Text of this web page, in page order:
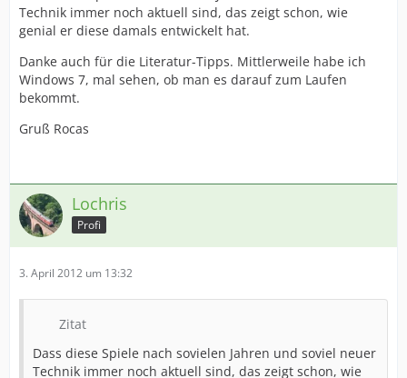
Technik immer noch aktuell sind, das zeigt schon, wie
genial er diese damals entwickelt hat.
Danke auch für die Literatur-Tipps. Mittlerweile habe ich
Windows 7, mal sehen, ob man es darauf zum Laufen
bekommt.
Gruß Rocas
Lochris
Profi
3. April 2012 um 13:32
Zitat
Dass diese Spiele nach sovielen Jahren und soviel neuer
Technik immer noch aktuell sind, das zeigt schon, wie